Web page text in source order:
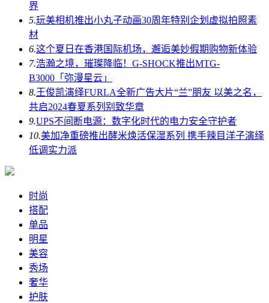
界
5.玩美相机推出小丸子动画30周年特别企划虚拟拍照素
材
6.这个夏日在香港国际机场，邂逅美妙假期购物新体验
7.浩瀚之境，璀璨降临！G-SHOCK推出MTG-
B3000「弥漫星云」
8.王俊凯演绎FURLA全新广告大片“兰”朋友 以美之名，
共启2024春夏系列别致华章
9.UPS不间断电源：数字化时代的电力安全守护者
10.美加净重磅推出酵米焕活保湿系列 携手辣目洋子演绎
低调实力派
时尚
搭配
单品
明星
美容
秀场
奢华
护肤